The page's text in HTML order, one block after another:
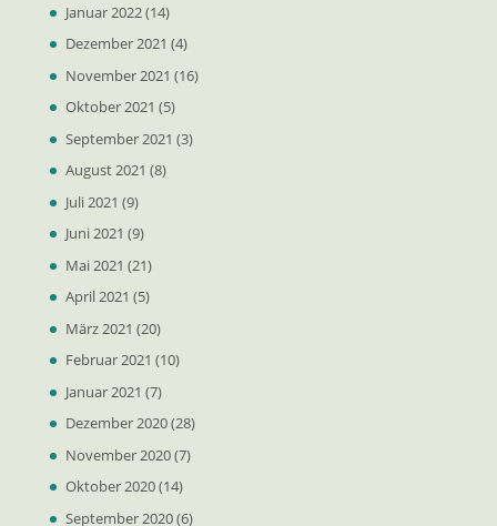
Januar 2022(14)
Dezember 2021 (4)
November 2021 (16)
Oktober 2021 (5)
September 2021 (3)
August 2021 (8)
Juli 2021 (9)
Juni 2021 (9)
Mai 2021 (21)
April 2021 (5)
März 2021 (20)
Februar 2021 (10)
Januar 2021 (7)
Dezember 2020(28)
November 2020(7)
Oktober 2020(14)
September 2020(6)